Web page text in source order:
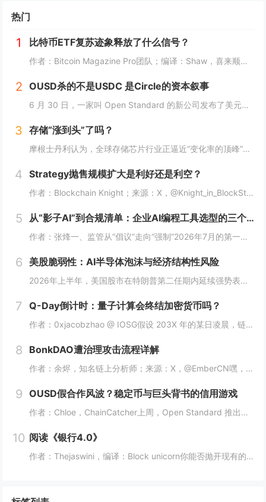
热门
1 比特币ETF复苏迹象释放了什么信号？
作者：Bitcoin Magazine Pro团队；编译：Shaw，喜来顺财经最新盘面走势比特币本周整体收涨，在连续数周行情走弱后，此番回暖来得姗姗来迟。过去七日比特币涨幅达 4.73%，价格自近期低点回升，正试图依托 200 周均线积蓄上...
2 OUSD杀的不是USDC 是Circle的资本叙事
6 月 30 日，一家叫 Open Standard 的新公司发布了美元稳定币 Open USD（OUSD），身后站着 140 多家企业——Visa、Mastercard、Stripe、BlackRock、Coinbase、Google，名...
3 存储“涨到头”了吗？
摩根士丹利认为，全球存储芯片行业正逼近“变化率的顶峰”（Peak rate of change），但这并不意味着周期的终结。据追风交易台消息，摩根士丹利亚太区科技分析师Shawn Kim及Ryan Kim等人在7月6日研报中称，当前存储芯片...
4 Strategy抛售规模扩大是利好还是利空？
作者：Blockchain Knight；来源：X，@Knight_in_BlockStrategy昨天披露的消息，在一定程度上影响了市场。其在短短一周内，抛售了3588枚比特币，套现约2.16亿美元。这也是该公司自2020年开启比特币战略...
5 从“影子AI”到合规清单：企业AI编程工具选型的三个层级
作者：张烽一、监管从“倡议”走向“强制”2026年7月的第一周，两件事几乎同时发生，共同勾勒出AI编程工具行业的历史坐标。7月3日，阿里内部人士确认，因Claude Code被曝存在安全风险，阿里已将其列入高风险软件名单，自7月10日起全面...
6 美股脆弱性：AI半导体泡沫与经济结构性风险
2026年上半年，美国股市在特朗普第二任期内延续强势表现，S&P 500自2024年大选后总回报接近30%，道指一度突破5万点关口。 然而，这一表象背后隐藏着深刻的结构性脆弱性：经济高度依赖高净值群体金融资产增值驱动的消费，半导体尤...
7 Q-Day倒计时：量子计算会终结加密货币吗？
作者：0xjacobzhao @ IOSG假设 203X 年的某日凌晨，链上监控警报骤然撕裂宁静：一批沉睡十余年的早期 BTC 地址开始幽灵般向外转移资产。没有黑客入侵，没有私钥泄露，唯有凭空生成的“合法”签名。当高价值休眠 UTXO 被接...
8 BonkDAO遭治理攻击流程详解
作者：余烬，知名链上分析师；来源：X，@EmberCN嘿，有意思哈。一个人花 $440万买了够治理投票通过阈值的$BONK代币，然后发起治理攻击提案并投票，把BONK财库里价值$2120万的$BONK给掏走了。具体情况：1. 先发起治理提案...
9 OUSD假合作风波？稳定币与巨头背书的信用游戏
作者：Chloe，ChainCatcher上周，Open Standard 推出美元稳定币 OpenUSD（OUSD），并亮出强大阵容名单，140 多家企业同时站台，从 Visa、Mastercard、Stripe、American Exp...
10 阅读《银行4.0》
作者：Thejaswini，编译：Block unicorn你能否抛开现有的银行，从零开始重新打造一家银行？利用当今的技术，一切推倒重来。在这个过程中，你还会设立实体网点吗？还会使用纸币吗？还需要在表格上亲笔签名（即“湿墨签名”），并经过见...